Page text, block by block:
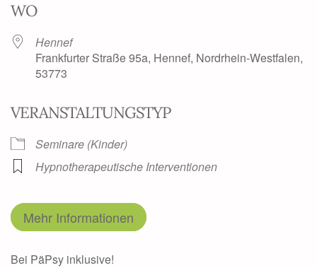
WO
Hennef
Frankfurter Straße 95a, Hennef, Nordrhein-Westfalen,
53773
VERANSTALTUNGSTYP
Seminare (Kinder)
Hypnotherapeutische Interventionen
Mehr Informationen
Bei PäPsy inklusive!